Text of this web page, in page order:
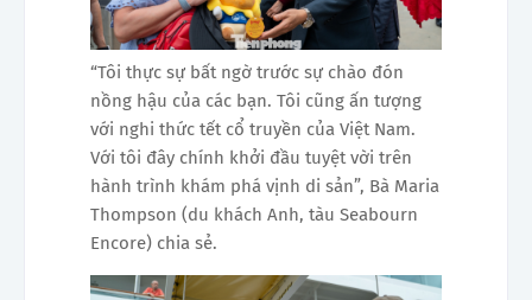
“Tôi thực sự bất ngờ trước sự chào đón
nồng hậu của các bạn. Tôi cũng ấn tượng
với nghi thức tết cổ truyền của Việt Nam.
Với tôi đây chính khởi đầu tuyệt vời trên
hành trình khám phá vịnh di sản”, Bà Maria
Thompson (du khách Anh, tàu Seabourn
Encore) chia sẻ.